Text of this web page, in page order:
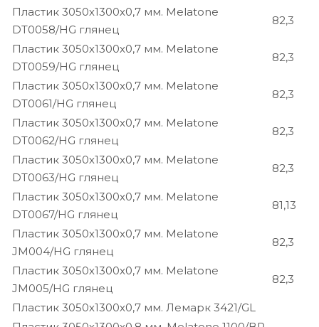
Пластик 3050х1300х0,7 мм. Melatone
DT0058/HG глянец
82,3
Пластик 3050х1300х0,7 мм. Melatone
DT0059/HG глянец
82,3
Пластик 3050х1300х0,7 мм. Melatone
DT0061/HG глянец
82,3
Пластик 3050х1300х0,7 мм. Melatone
DT0062/HG глянец
82,3
Пластик 3050х1300х0,7 мм. Melatone
DT0063/HG глянец
82,3
Пластик 3050х1300х0,7 мм. Melatone
DT0067/HG глянец
81,13
Пластик 3050х1300х0,7 мм. Melatone
JM004/HG глянец
82,3
Пластик 3050х1300х0,7 мм. Melatone
JM005/HG глянец
82,3
Пластик 3050х1300х0,7 мм. Лемарк 3421/GL